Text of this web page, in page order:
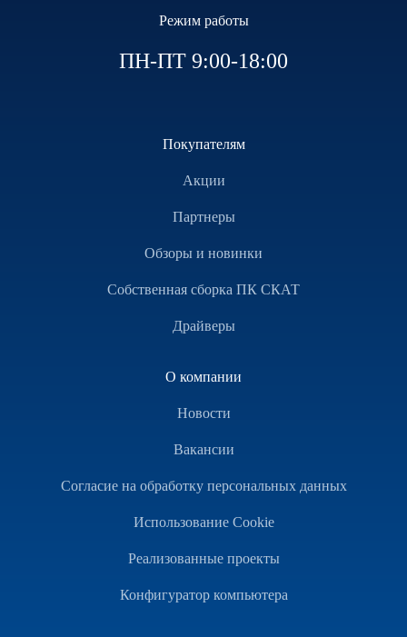
Режим работы
ПН-ПТ 9:00-18:00
Покупателям
Акции
Партнеры
Обзоры и новинки
Собственная сборка ПК СКАТ
Драйверы
О компании
Новости
Вакансии
Согласие на обработку персональных данных
Использование Cookie
Реализованные проекты
Конфигуратор компьютера